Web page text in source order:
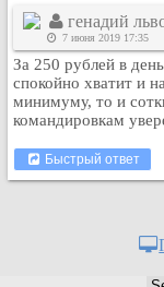
генадий
7 июня 2019 17:35
За 250 рублей в
спокойно хватит и
минимуму, то и
командировкам
Быстрый ответ